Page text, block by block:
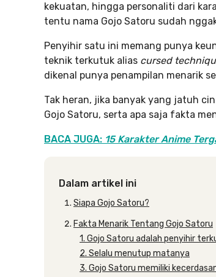
kekuatan, hingga personaliti dari
tentu nama Gojo Satoru sudah
Penyihir satu ini memang punya
teknik terkutuk alias cursed
dikenal punya penampilan menarik
Tak heran, jika banyak yang jatuh
Gojo Satoru, serta apa saja fakta
BACA JUGA: 15 Karakter Anime
Dalam artikel ini
Siapa Gojo Satoru?
Fakta Menarik Tentang Gojo Satoru
1. Gojo Satoru adalah penyihir
2. Selalu menutup matanya
3. Gojo Satoru memiliki